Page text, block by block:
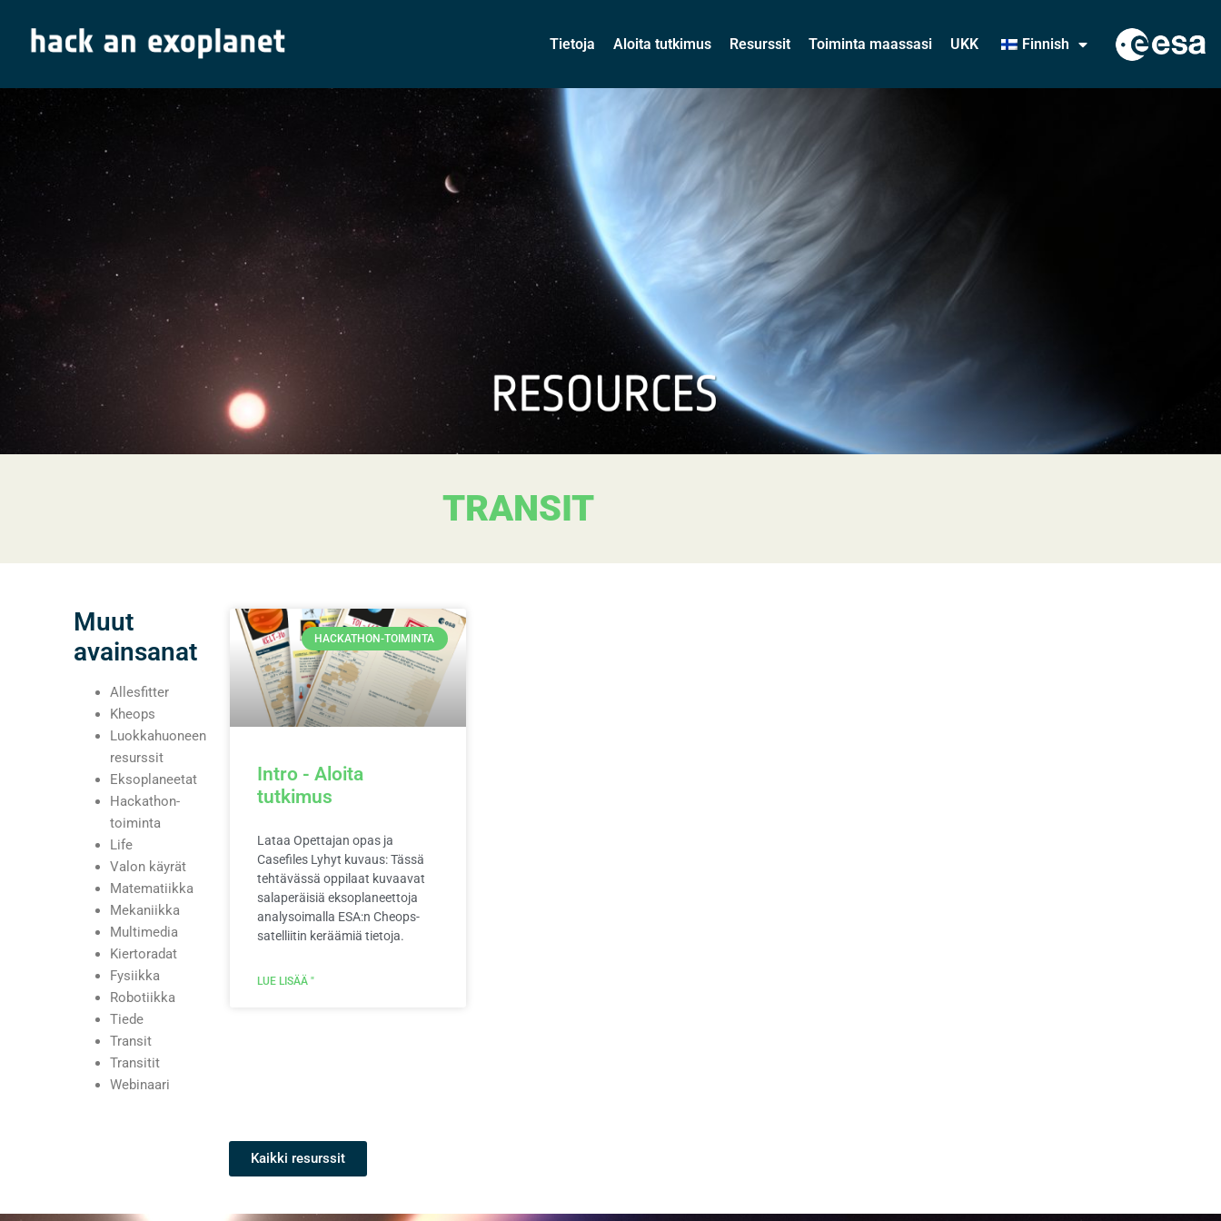
Tietoja Aloita tutkimus Resurssit Toiminta maassasi UKK Finnish
TRANSIT
Muut
avainsanat
Allesfitter
Kheops
Luokkahuoneen
resurssit
Eksoplaneetat
Hackathon-
toiminta
Life
Valon käyrät
Matematiikka
Mekaniikka
Multimedia
Kiertoradat
Fysiikka
Robotiikka
Tiede
Transit
Transitit
Webinaari
HACKATHON-TOIMINTA
Intro - Aloita
tutkimus
Lataa Opettajan opas ja
Casefiles Lyhyt kuvaus: Tässä
tehtävässä oppilaat kuvaavat
salaperäisiä eksoplaneettoja
analysoimalla ESA:n Cheops-
satelliitin keräämiä tietoja.
LUE LISÄÄ "
Kaikki resurssit